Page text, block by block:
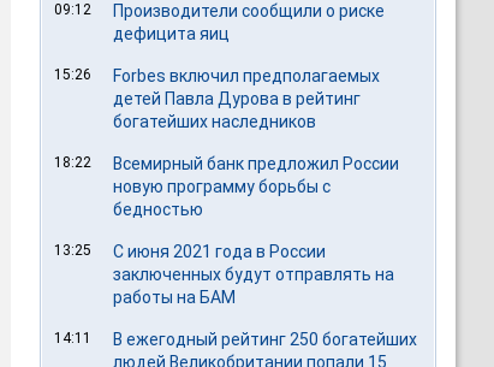
09:12
Производители сообщили о риске
дефицита яиц
15:26
Forbes включил предполагаемых
детей Павла Дурова в рейтинг
богатейших наследников
18:22
Всемирный банк предложил России
новую программу борьбы с
бедностью
13:25
С июня 2021 года в России
заключенных будут отправлять на
работы на БАМ
14:11
В ежегодный рейтинг 250 богатейших
людей Великобритании попали 15